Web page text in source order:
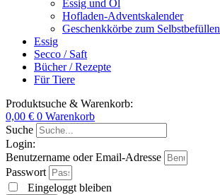
Essig und Öl
Hofladen-Adventskalender
Geschenkkörbe zum Selbstbefüllen
Essig
Secco / Saft
Bücher / Rezepte
Für Tiere
Produktsuche & Warenkorb:
0,00 € 0 Warenkorb
Suche
Login:
Benutzername oder Email-Adresse
Passwort
Eingeloggt bleiben